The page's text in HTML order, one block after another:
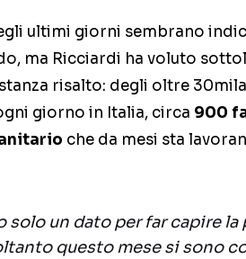
ultimi giorni sembrano
ma Ricciardi ha voluto
risalto: degli oltre
giorno in Italia, circa 900
che da mesi sta
solo un dato per far capire
questo mese si sono